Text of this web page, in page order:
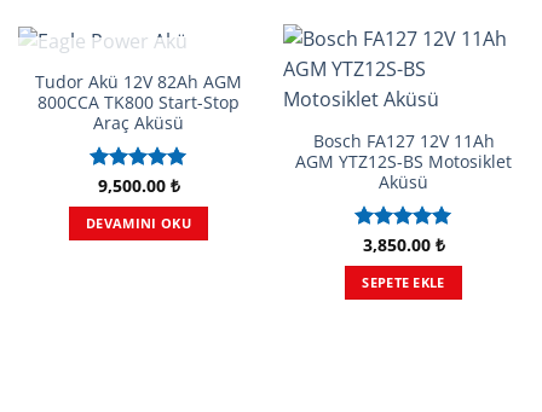
STOKTA YOK
Tudor Akü 12V 82Ah AGM
800CCA TK800 Start-Stop
Araç Aküsü
5 üzerinden
5.00oy
aldı
9,500.00 ₺
DEVAMINI OKU
Bosch FA127 12V 11Ah
AGM YTZ12S-BS Motosiklet
Aküsü
5 üzerinden
5.00oy
aldı
3,850.00 ₺
SEPETE EKLE